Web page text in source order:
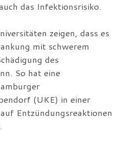
das Infektionsrisiko.
zeigen, dass es
mit schwerem
des
So hat eine
(UKE) in einer
Entzündungsreaktionen